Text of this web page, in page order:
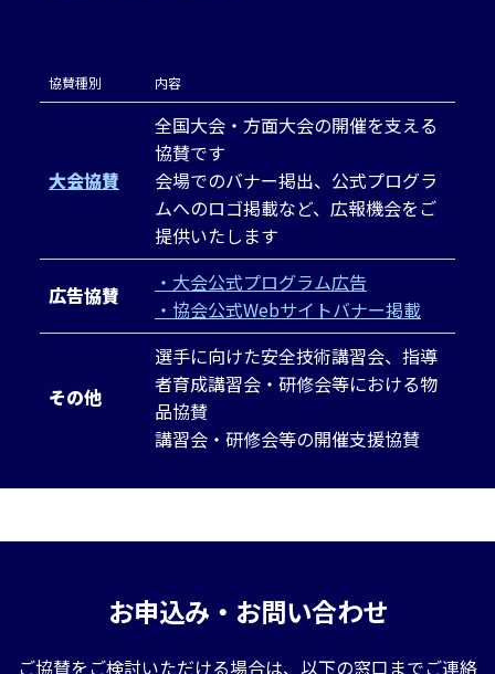
協賛種別 内容
大会協賛
全国大会・方面大会の開催を支える
協賛です
会場でのバナー掲出、公式プログラ
ムへのロゴ掲載など、広報機会をご
提供いたします
広告協賛
・大会公式プログラム広告
・協会公式Webサイトバナー掲載
その他
選手に向けた安全技術講習会、指導
者育成講習会・研修会等における物
品協賛
講習会・研修会等の開催支援協賛
お申込み・お問い合わせ
ご協賛をご検討いただける場合は、以下の窓口までご連絡